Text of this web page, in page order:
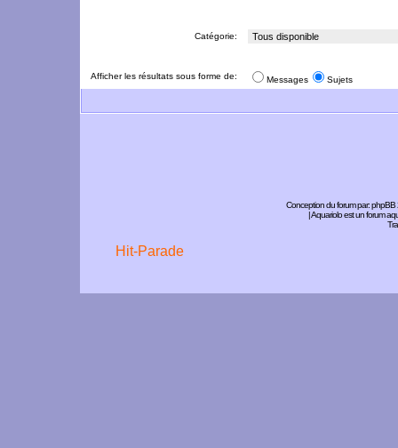
Catégorie:
Afficher les résultats sous forme de: Messages Sujets
Conception du forum par:phpBB
| Aquariolo est un forum